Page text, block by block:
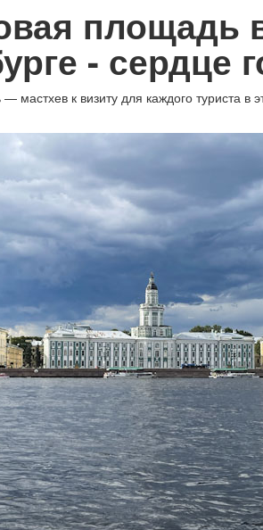
площадь
- сердце
мастхев к визиту для каждого туриста в